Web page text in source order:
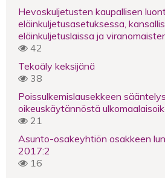
Hevoskuljetusten kaupallisen
eläinkuljetusasetuksessa,
eläinkuljetuslaissa ja
42
Tekoäly keksijänä
38
Poissulkemislausekkeen
oikeuskäytännöstä
21
Asunto-osakeyhtiön osakkeen
2017:2
16